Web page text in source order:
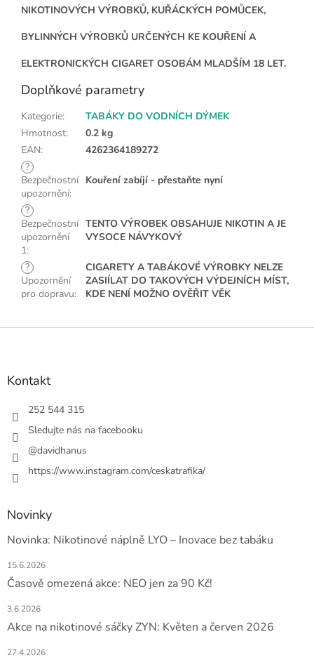
NIKOTINOVÝCH VÝROBKŮ, KUŘÁCKÝCH POMŮCEK,
BYLINNÝCH VÝROBKŮ URČENÝCH KE KOUŘENÍ A
ELEKTRONICKÝCH CIGARET OSOBÁM MLADŠÍM 18 LET.
Doplňkové parametry
Kategorie:
TABÁKY DO VODNÍCH DÝMEK
Hmotnost:
0.2 kg
EAN:
4262364189272
?
Bezpečnostní
upozornění:
Kouření zabíjí - přestaňte nyní
?
Bezpečnostní
upozornění
1:
TENTO VÝROBEK OBSAHUJE NIKOTIN A JE
VYSOCE NÁVYKOVÝ
?
Upozornění
pro dopravu:
CIGARETY A TABÁKOVÉ VÝROBKY NELZE
ZASIÍLAT DO TAKOVÝCH VÝDEJNÍCH MÍST,
KDE NENÍ MOŽNO OVĚŘIT VĚK
Z
Kontakt
252 544 315
Sledujte nás na facebooku
@davidhanus
https://www.instagram.com/ceskatrafika/
Novinky
Novinka: Nikotinové náplně LYO – Inovace bez tabáku
15.6.2026
Časově omezená akce: NEO jen za 90 Kč!
3.6.2026
Akce na nikotinové sáčky ZYN: Květen a červen 2026
27.4.2026